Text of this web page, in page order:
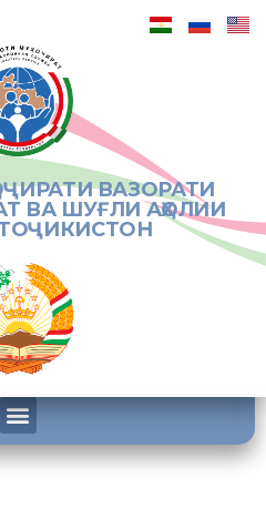
ВАЗОРАТИ
ВА ШУҒЛИ АҲОЛИИ